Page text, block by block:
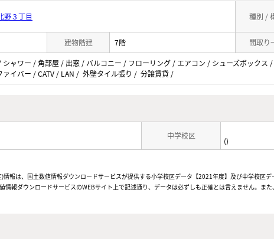
野３丁目 種別 /
建物階建 7階 間取り
ャワー / 角部屋 / 出窓 / バルコニー / フローリング / エアコン / シューズボックス
ァイバー / CATV / LAN / 外壁タイル張り / 分譲賃貸 /
中学校区
()
報は、国土数値情報ダウンロードサービスが提供する小学校区データ【2021年度】及び中学校区
情報ダウンロードサービスのWEBサイト上で記述通り、データは必ずしも正確とは言えません。ま